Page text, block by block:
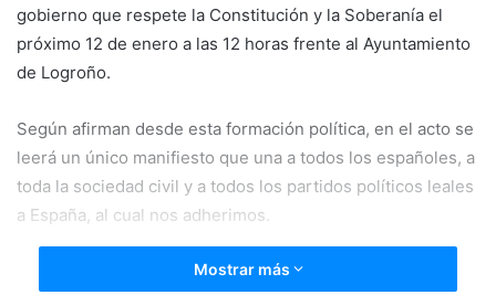
gobierno que respete la Constitución y la Soberanía el
próximo 12 de enero a las 12 horas frente al Ayuntamiento
de Logroño.
Según afirman desde esta formación política, en el acto se
leerá un único manifiesto que una a todos los españoles, a
toda la sociedad civil y a todos los partidos políticos leales
a España, al cual nos adherimos.
Mostrar más